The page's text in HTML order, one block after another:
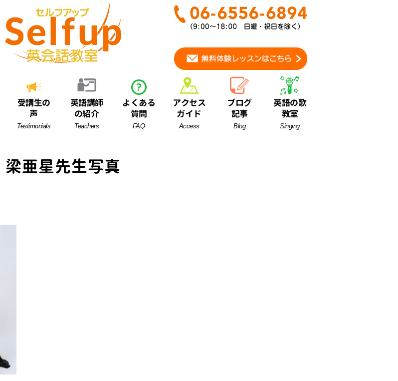
受講生の
声
Testimonials
英語講師
の紹介
Teachers
よくある
質問
FAQ
アクセス
ガイド
Access
ブログ
記事
Blog
英語の歌
教室
Singing
梁亜星先生写真